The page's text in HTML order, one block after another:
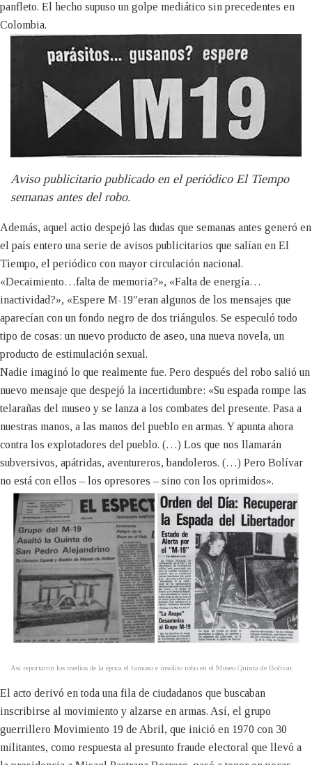
panfleto. El hecho supuso un golpe mediático sin precedentes en
Colombia.
Aviso publicitario publicado en el periódico El Tiempo
semanas antes del robo.
Además, aquel actio despejó las dudas que semanas antes generó en
el país entero una serie de avisos publicitarios que salían en El
Tiempo, el periódico con mayor circulación nacional.
«Decaimiento…falta de memoria?», «Falta de energía…
inactividad?», «Espere M-19″eran algunos de los mensajes que
aparecían con un fondo negro de dos triángulos. Se especuló todo
tipo de cosas: un nuevo producto de aseo, una nueva novela, un
producto de estimulación sexual.
Nadie imaginó lo que realmente fue. Pero después del robo salió un
nuevo mensaje que despejó la incertidumbre: «Su espada rompe las
telarañas del museo y se lanza a los combates del presente. Pasa a
nuestras manos, a las manos del pueblo en armas. Y apunta ahora
contra los explotadores del pueblo. (…) Los que nos llamarán
subversivos, apátridas, aventureros, bandoleros. (…) Pero Bolívar
no está con ellos – los opresores – sino con los oprimidos».
Así reportaron los medios de la época el famoso e insólito robo en el Museo Quinta de Bolívar.
El acto derivó en toda una fila de ciudadanos que buscaban
inscribirse al movimiento y alzarse en armas. Así, el grupo
guerrillero Movimiento 19 de Abril, que inició en 1970 con 30
militantes, como respuesta al presunto fraude electoral que llevó a